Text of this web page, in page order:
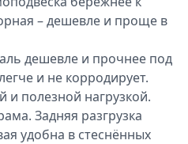
– дешевле и проще в
дешевле и прочнее под
и не корродирует.
полезной нагрузкой.
Задняя разгрузка
удобна в стеснённых